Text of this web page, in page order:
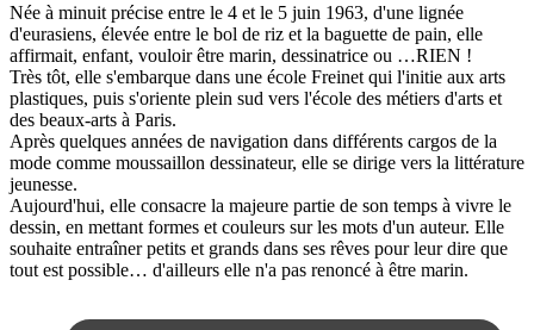
Née à minuit précise entre le 4 et le 5 juin 1963, d'une lignée
d'eurasiens, élevée entre le bol de riz et la baguette de pain, elle
affirmait, enfant, vouloir être marin, dessinatrice ou …RIEN !
Très tôt, elle s'embarque dans une école Freinet qui l'initie aux arts
plastiques, puis s'oriente plein sud vers l'école des métiers d'arts et
des beaux-arts à Paris.
Après quelques années de navigation dans différents cargos de la
mode comme moussaillon dessinateur, elle se dirige vers la littérature
jeunesse.
Aujourd'hui, elle consacre la majeure partie de son temps à vivre le
dessin, en mettant formes et couleurs sur les mots d'un auteur. Elle
souhaite entraîner petits et grands dans ses rêves pour leur dire que
tout est possible… d'ailleurs elle n'a pas renoncé à être marin.